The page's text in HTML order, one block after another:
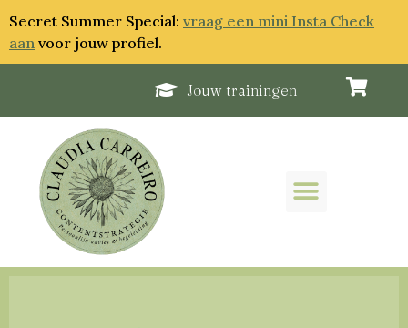
Secret Summer Special: vraag een mini Insta Check
aan voor jouw profiel.
Jouw trainingen